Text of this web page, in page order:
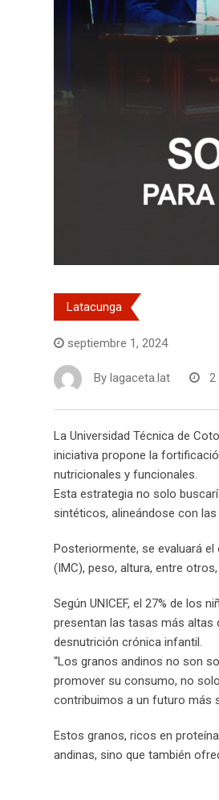
Latacunga
septiembre 1, 2024
By lagaceta.lat 2
La Universidad Técnica de
iniciativa propone la
nutricionales y funcionales.
Esta estrategia no solo
sintéticos, alineándose con
Posteriormente, se evaluará
(IMC), peso, altura, entre
Según UNICEF, el 27% de los
presentan las tasas más altas
desnutrición crónica infantil.
“Los granos andinos no son
promover su consumo, no
contribuimos a un futuro más
Estos granos, ricos en
andinas, sino que también